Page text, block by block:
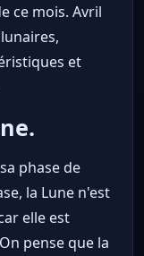
ce mois. Avril
et
phase de
la Lune n'est
elle est
pense que la